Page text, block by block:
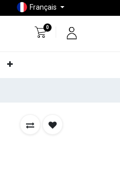
Français
0